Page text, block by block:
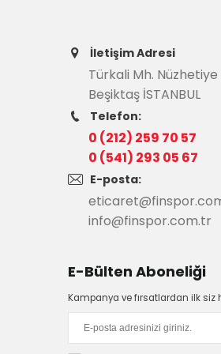
İletişim Adresi
Türkali Mh.
Beşiktaş İSTANBUL
Telefon:
0 (212) 259 70 57
0 (541) 293 05 67
E-posta:
info@finspor.com.tr
E-Bülten Aboneliği
Kampanya ve fırsatlardan ilk siz